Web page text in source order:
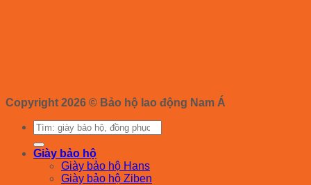
Copyright 2026 © Bảo hộ lao động Nam Á
Tìm
kiếm:
Giày bảo hộ
Giày bảo hộ Hans
Giày bảo hộ Ziben